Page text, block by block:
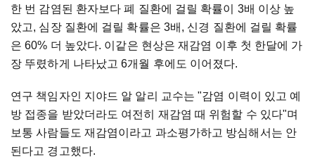
한 번 감염된 환자보다 폐 질환에 걸릴 확률이 3배 이상 높
았고, 심장 질환에 걸릴 확률은 3배, 신경 질환에 걸릴 확률
은 60% 더 높았다. 이같은 현상은 재감염 이후 첫 한달에 가
장 뚜렸하게 나타났고 6개월 후에도 이어졌다.
연구 책임자인 지야드 알 알리 교수는 "감염 이력이 있고 예
방 접종을 받았더라도 여전히 재감염 때 위험할 수 있다"며
보통 사람들도 재감염이라고 과소평가하고 방심해서는 안
된다고 경고했다.